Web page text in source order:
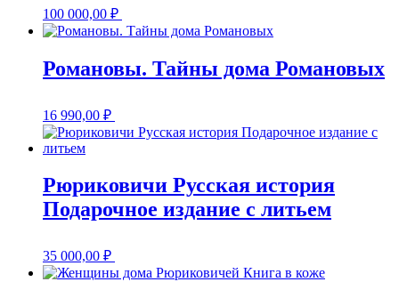
100 000,00 ₽
Романовы. Тайны дома Романовых
16 990,00 ₽
Рюриковичи Русская история
Подарочное издание с литьем
35 000,00 ₽